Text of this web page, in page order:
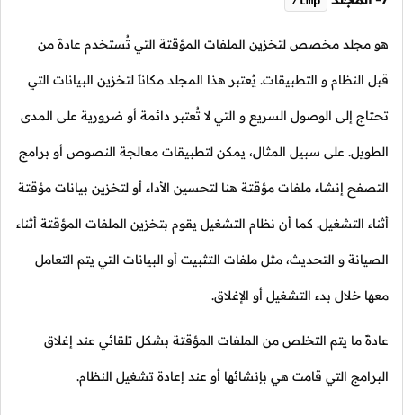
هو مجلد مخصص لتخزين الملفات المؤقتة التي تُستخدم عادةً من
قبل النظام و التطبيقات. يُعتبر هذا المجلد مكاناً لتخزين البيانات التي
تحتاج إلى الوصول السريع و التي لا تُعتبر دائمة أو ضرورية على المدى
الطويل. على سبيل المثال، يمكن لتطبيقات معالجة النصوص أو برامج
التصفح إنشاء ملفات مؤقتة هنا لتحسين الأداء أو لتخزين بيانات مؤقتة
أثناء التشغيل. كما أن نظام التشغيل يقوم بتخزين الملفات المؤقتة أثناء
الصيانة و التحديث، مثل ملفات التثبيت أو البيانات التي يتم التعامل
معها خلال بدء التشغيل أو الإغلاق.
عادةً ما يتم التخلص من الملفات المؤقتة بشكل تلقائي عند إغلاق
البرامج التي قامت هي بإنشائها أو عند إعادة تشغيل النظام.